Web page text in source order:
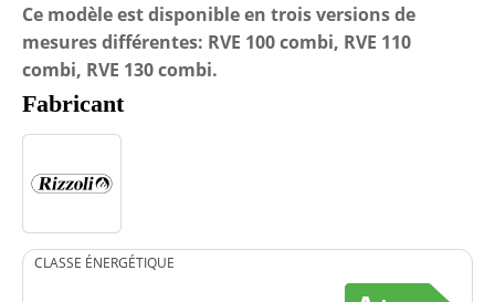
Ce modèle est disponible en trois versions de
mesures différentes: RVE 100 combi, RVE 110
combi, RVE 130 combi.
Fabricant
CLASSE ÉNERGÉTIQUE